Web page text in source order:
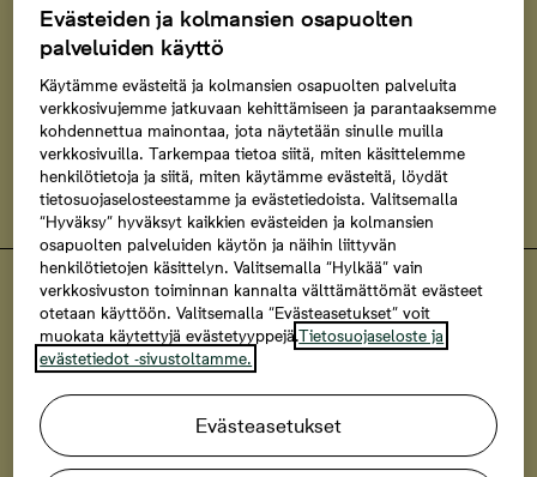
Bonava-turvan ansiosta pääset uuteen kotiin
huolettomin mielin jo ennen kuin nykyinen asuntosi on
vuoden ajan vanhan asuntosi ollessa myynnissä.
Tutustu Bonava-turvaan
Helsingin Renata
Uniikkeja kaksikerroksisia koteja
Tutustu Renatan kaksikerroksisiin koteihin
Helsingin Renata
Evästeiden ja kolmansien osapuolten
palveluiden käyttö
Käytämme evästeitä ja kolmansien osapuolten palveluita
verkkosivujemme jatkuvaan kehittämiseen ja parantaaksemme
kohdennettua mainontaa, jota näytetään sinulle muilla
verkkosivuilla. Tarkempaa tietoa siitä, miten käsittelemme
henkilötietoja ja siitä, miten käytämme evästeitä, löydät
tietosuojaselosteestamme ja evästetiedoista. Valitsemalla
“Hyväksy” hyväksyt kaikkien evästeiden ja kolmansien
osapuolten palveluiden käytön ja näihin liittyvän
henkilötietojen käsittelyn. Valitsemalla “Hylkää” vain
verkkosivuston toiminnan kannalta välttämättömät evästeet
otetaan käyttöön. Valitsemalla “Evästeasetukset” voit
muokata käytettyjä evästetyyppejä.Tietosuojaseloste ja
evästetiedot -sivustoltamme.
Evästeasetukset